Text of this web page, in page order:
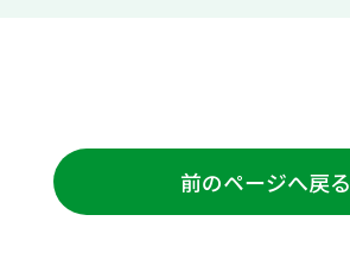
前のページへ戻る